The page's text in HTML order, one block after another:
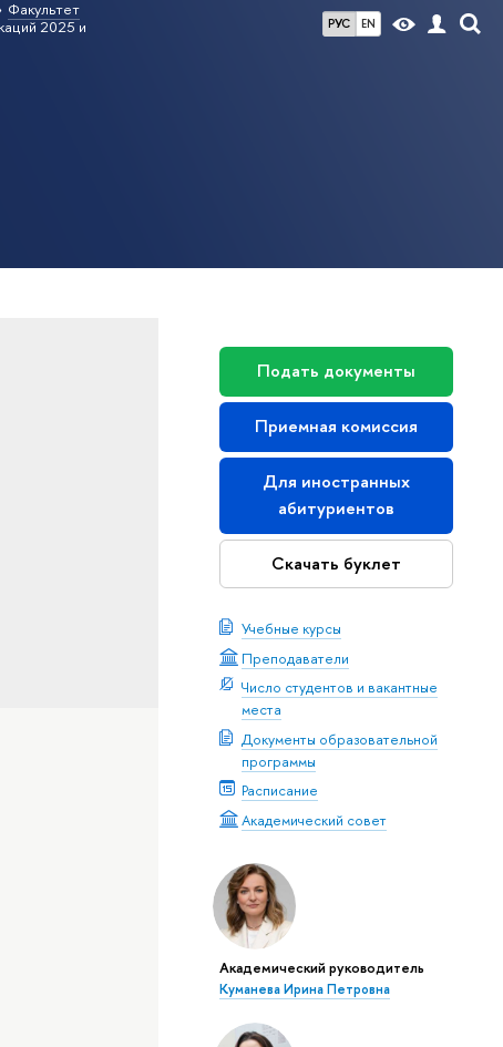
РУС EN
Факультет
2025 и
Подать документы
Приемная комиссия
Для иностранных
абитуриентов
Скачать буклет
Учебные курсы
Преподаватели
Число студентов и вакантные
места
Документы образовательной
программы
Расписание
Академический совет
Академический руководитель
Куманева Ирина Петровна